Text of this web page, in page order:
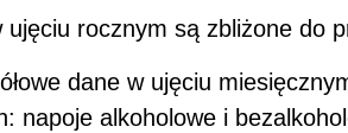
ujęciu rocznym są zbliżone do
dane w ujęciu
napoje alkoholowe i